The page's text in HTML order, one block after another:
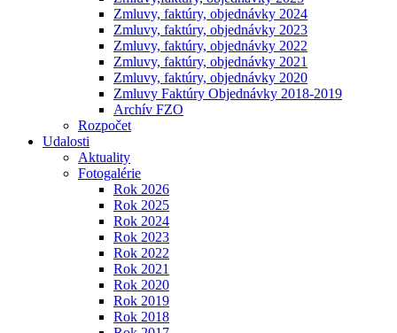
Zmluvy, faktúry, objednávky 2024
Zmluvy, faktúry, objednávky 2023
Zmluvy, faktúry, objednávky 2022
Zmluvy, faktúry, objednávky 2021
Zmluvy, faktúry, objednávky 2020
Zmluvy Faktúry Objednávky 2018-2019
Archív FZO
Rozpočet
Udalosti
Aktuality
Fotogalérie
Rok 2026
Rok 2025
Rok 2024
Rok 2023
Rok 2022
Rok 2021
Rok 2020
Rok 2019
Rok 2018